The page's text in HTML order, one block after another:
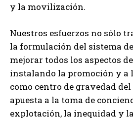
y la movilización.
Nuestros esfuerzos no sólo
la formulación del sistema
mejorar todos los aspectos
instalando la promoción y a
como centro de gravedad
apuesta a la toma de
explotación, la inequidad y